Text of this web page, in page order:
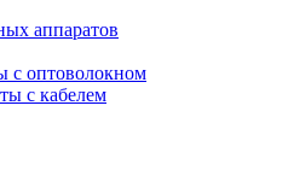
аппаратов
с оптоволокном
с кабелем